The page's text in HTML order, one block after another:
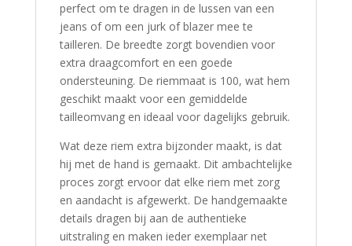
perfect om te dragen in de lussen van een
jeans of om een jurk of blazer mee te
tailleren. De breedte zorgt bovendien voor
extra draagcomfort en een goede
ondersteuning. De riemmaat is 100, wat hem
geschikt maakt voor een gemiddelde
tailleomvang en ideaal voor dagelijks gebruik.
Wat deze riem extra bijzonder maakt, is dat
hij met de hand is gemaakt. Dit ambachtelijke
proces zorgt ervoor dat elke riem met zorg
en aandacht is afgewerkt. De handgemaakte
details dragen bij aan de authentieke
uitstraling en maken ieder exemplaar net